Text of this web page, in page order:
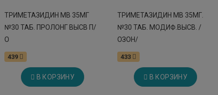
ТРИМЕТАЗИДИН МВ 35МГ
№30 ТАБ. ПРОЛОНГ ВЫСВ П/
О
439
В КОРЗИНУ
ТРИМЕТАЗИДИН МВ 35МГ.
№30 ТАБ. МОДИФ.ВЫСВ. /
ОЗОН/
433
В КОРЗИНУ